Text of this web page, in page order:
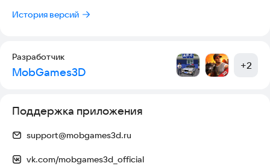
История версий
Разработчик
MobGames3D +2
Поддержка приложения
support@mobgames3d.ru
vk.com/mobgames3d_official